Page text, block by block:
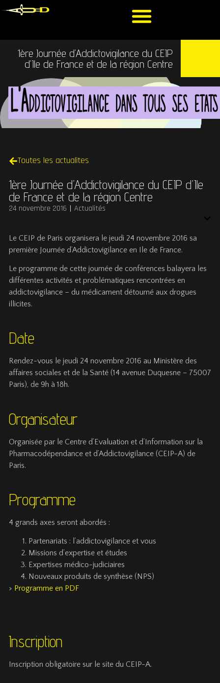
1ère Journée d’Addictovigilance du CEIP
d’Ile de France et de la région Centre
Toutes les actualites
1ère Journée d’Addictovigilance du CEIP d’Ile
de France et de la région Centre
24 novembre 2016 Actualités
Le CEIP de Paris organisera le jeudi 24 novembre 2016 sa
première Journée d’Addictovigilance en Ile de France.
Le programme de cette journée de conférences balayera les
différentes activités et problématiques rencontrées en
addictovigilance – du médicament détourné aux drogues
illicites.
Date
Rendez-vous le jeudi 24 novembre 2016 au Ministère des
affaires sociales et de la Santé (14 avenue Duquesne – 75007
Paris), de 9h à 18h.
Organisateur
Organisée par le Centre d’Evaluation et d’Information sur la
Pharmacodépendance et d’Addictovigilance (CEIP-A) de
Paris.
Programme
4 grands axes seront abordés :
Partenariats : l’addictovigilance et vous
Missions d’expertise et études
Expertises médico-judiciaires
Nouveaux produits de synthèse (NPS)
> Programme en PDF
Inscription
Inscription obligatoire sur le site du CEIP-A.